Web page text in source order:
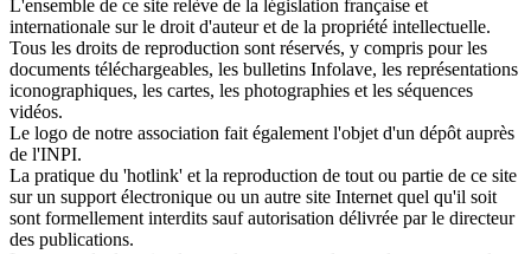
L'ensemble de ce site relève de la législation française et
internationale sur le droit d'auteur et de la propriété intellectuelle.
Tous les droits de reproduction sont réservés, y compris pour les
documents téléchargeables, les bulletins Infolave, les représentations
iconographiques, les cartes, les photographies et les séquences
vidéos.
Le logo de notre association fait également l'objet d'un dépôt auprès
de l'INPI.
La pratique du 'hotlink' et la reproduction de tout ou partie de ce site
sur un support électronique ou un autre site Internet quel qu'il soit
sont formellement interdits sauf autorisation délivrée par le directeur
des publications.